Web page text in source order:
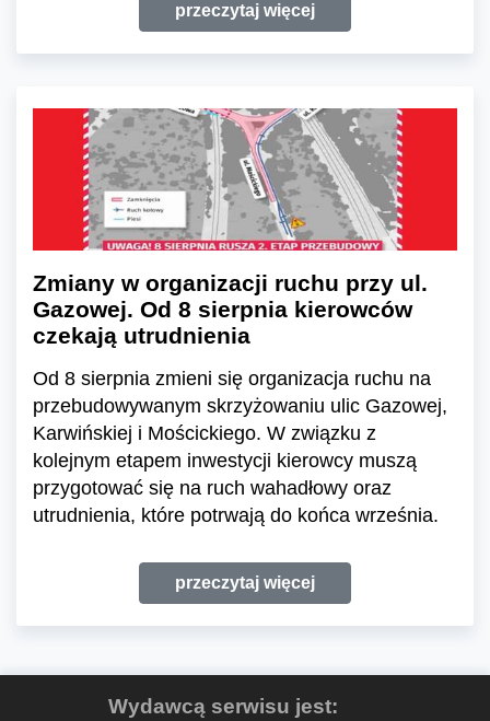
przeczytaj więcej
Zmiany w organizacji ruchu przy ul.
Gazowej. Od 8 sierpnia kierowców
czekają utrudnienia
Od 8 sierpnia zmieni się organizacja ruchu na
przebudowywanym skrzyżowaniu ulic Gazowej,
Karwińskiej i Mościckiego. W związku z
kolejnym etapem inwestycji kierowcy muszą
przygotować się na ruch wahadłowy oraz
utrudnienia, które potrwają do końca września.
przeczytaj więcej
Wydawcą serwisu jest: